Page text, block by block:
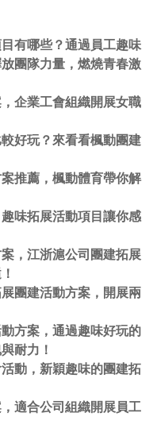
有哪些？通過員工趣味
團隊力量，燃燒青春激
企業工會組織開展女職
好玩？來看看楓動團建
推薦，楓動體育帶你解
味拓展活動項目讓你感
，江浙滬公司團建拓展
團建活動方案，開展兩
方案，通過趣味好玩的
耐力！
動，新穎趣味的團建拓
適合公司組織開展員工